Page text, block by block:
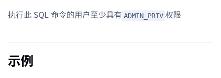
执行此 SQL 命令的用户至少具有 ADMIN_PRIV 权限
示例